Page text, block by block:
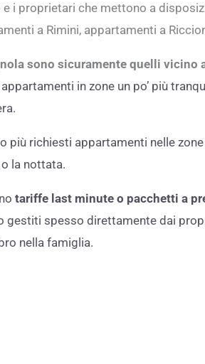
i proprietari che mettono a
a Rimini, appartamenti a
sono sicuramente quelli vicino
in zone un po’ più
più richiesti appartamenti nelle
la nottata.
tariffe last minute o pacchetti a
spesso direttamente dai
nella famiglia.